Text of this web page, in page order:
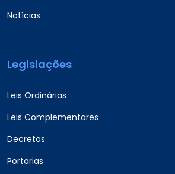
Notícias
Legislações
Leis Ordinárias
Leis Complementares
Decretos
Portarias